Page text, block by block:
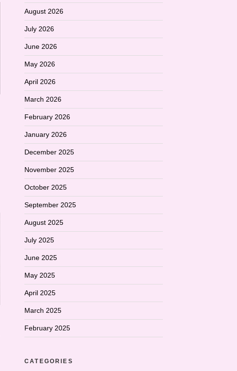
August 2026
July 2026
June 2026
May 2026
April 2026
March 2026
February 2026
January 2026
December 2025
November 2025
October 2025
September 2025
August 2025
July 2025
June 2025
May 2025
April 2025
March 2025
February 2025
CATEGORIES